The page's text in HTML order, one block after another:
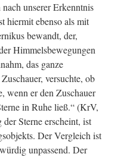
unserer Erkenntnis
hiermit ebenso als mit
bewandt, der,
Himmelsbewegungen
das ganze
versuchte, ob
wenn er den Zuschauer
in Ruhe ließ.“ (KrV,
Sterne erscheint, ist
Der Vergleich ist
unpassend. Der